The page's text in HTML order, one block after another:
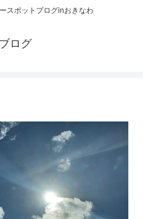
スポットブログinおきなわ
ログ